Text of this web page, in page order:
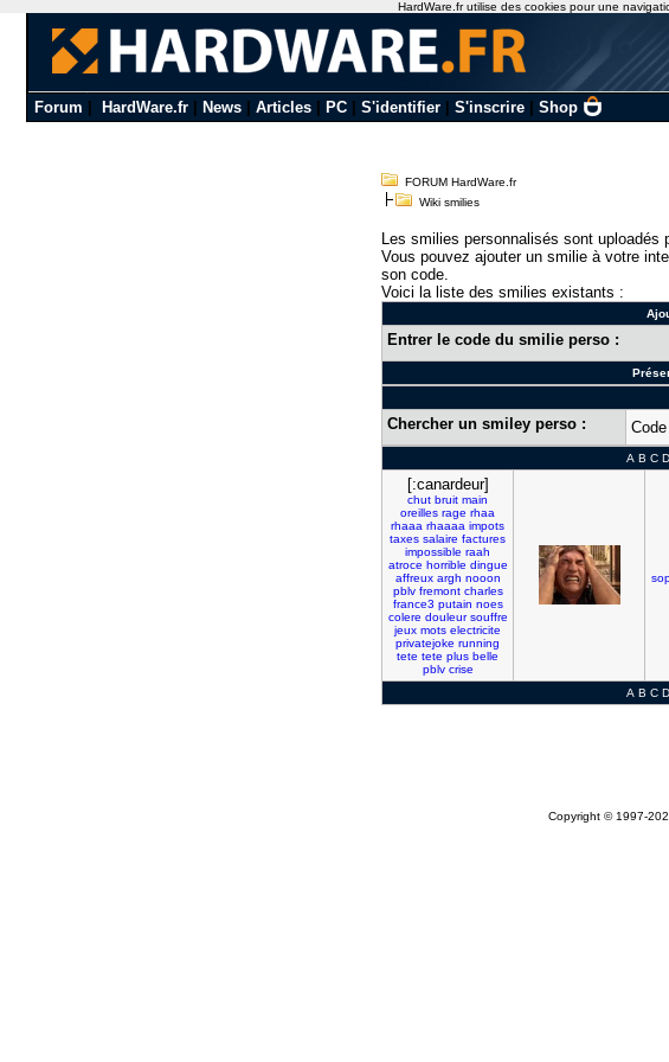
Forum HardWare.fr| News| Articles| PC| S'identifier| S'inscrire| Shop
FORUM HardWare.fr
Wiki smilies
Les smilies personnalisés sont uploadés
Vous pouvez ajouter un smilie à votre
son code.
Voici la liste des smilies existants :
Entrer le code du smilie perso :
Chercher un smiley perso :
A B C D
[:canardeur]
chut bruit main
oreilles rage rhaa
rhaaa rhaaaa impots
taxes salaire factures
impossible raah
atroce horrible dingue
affreux argh nooon
pblv fremont charles
france3 putain noes
colere douleur souffre
jeux mots electricite
privatejoke running
tete tete plus belle
pblv crise
A B C D
Copyright © 1997-
HardWare.fr utilise des cookies pour une